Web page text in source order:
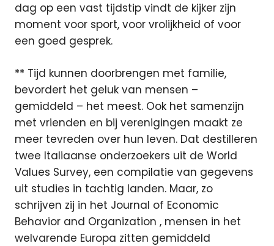
dag op een vast tijdstip vindt de kijker zijn
moment voor sport, voor vrolijkheid of voor
een goed gesprek.
** Tijd kunnen doorbrengen met familie,
bevordert het geluk van mensen –
gemiddeld – het meest. Ook het samenzijn
met vrienden en bij verenigingen maakt ze
meer tevreden over hun leven. Dat destilleren
twee Italiaanse onderzoekers uit de World
Values Survey, een compilatie van gegevens
uit studies in tachtig landen. Maar, zo
schrijven zij in het Journal of Economic
Behavior and Organization , mensen in het
welvarende Europa zitten gemiddeld